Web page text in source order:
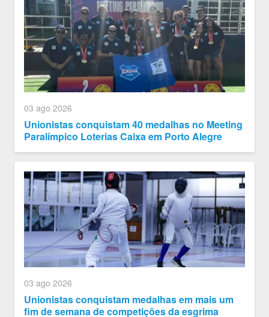
03 ago 2026
Unionistas conquistam 40 medalhas no Meeting
Paralímpico Loterias Caixa em Porto Alegre
03 ago 2026
Unionistas conquistam medalhas em mais um
fim de semana de competições da esgrima